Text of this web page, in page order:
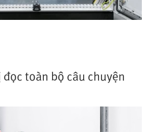
đọc toàn bộ câu chuyện